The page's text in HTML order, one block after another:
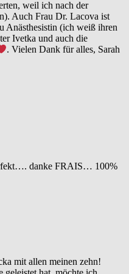
weil ich nach der
Auch Frau Dr. Lacova ist
Anästhesistin (ich weiß ihren
Ivetka und auch die
. Vielen Dank für alles, Sarah
danke FRAIS… 100%
mit allen meinen zehn!